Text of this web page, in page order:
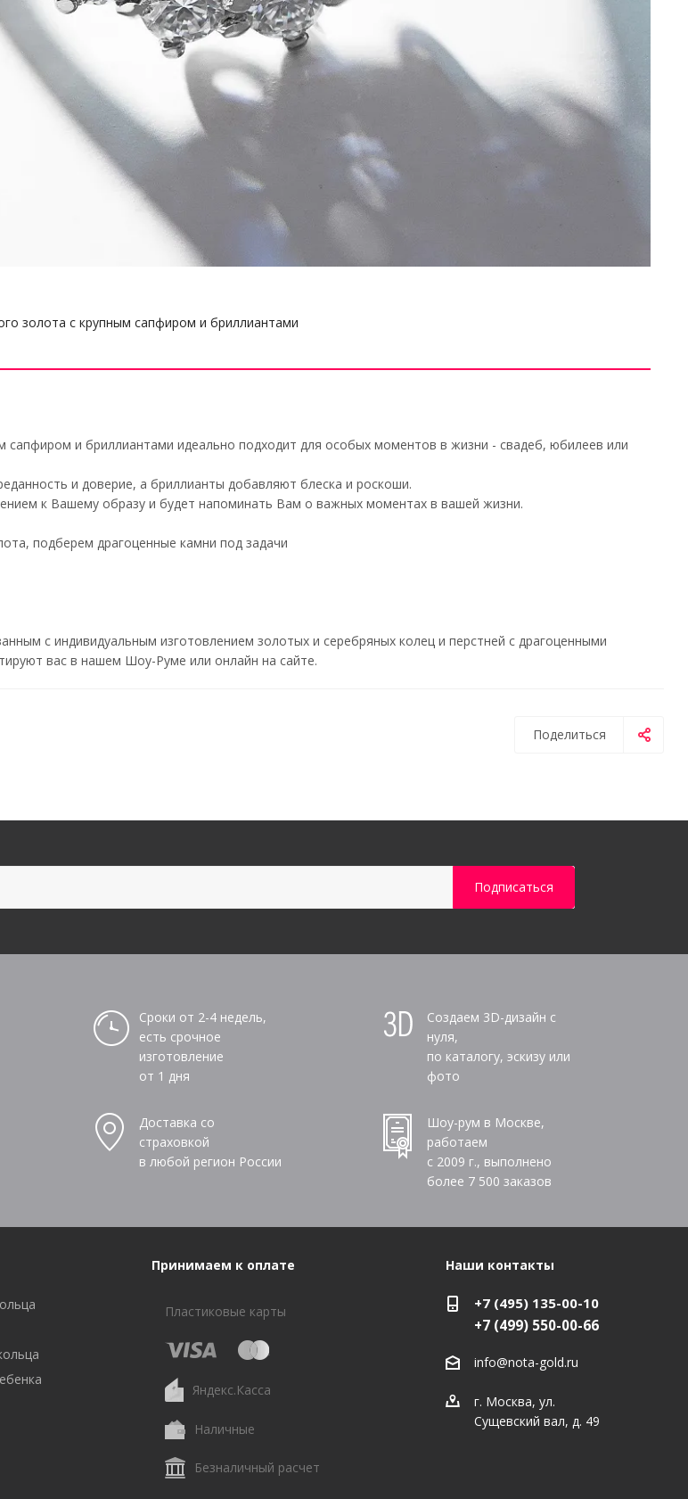
золота с крупным сапфиром и бриллиантами
сапфиром и бриллиантами идеально подходит для особых моментов в жизни - свадеб, юбилеев или
и доверие, а бриллианты добавляют блеска и роскоши.
к Вашему образу и будет напоминать Вам о важных моментах в вашей жизни.
подберем драгоценные камни под задачи
с индивидуальным изготовлением золотых и серебряных колец и перстней с драгоценными
вас в нашем Шоу-Руме или онлайн на сайте.
Поделиться
Сроки от 2-4 недель,
есть срочное
изготовление
от 1 дня
Создаем 3D-дизайн с
нуля,
по каталогу, эскизу или
фото
Доставка со
страховкой
в любой регион России
Шоу-рум в Москве,
работаем
с 2009 г., выполнено
более 7 500 заказов
Принимаем к оплате
Пластиковые карты
Яндекс.Касса
Наличные
Безналичный расчет
Наши контакты
+7 (495) 135-00-10
+7 (499) 550-00-66
info@nota-gold.ru
г. Москва, ул.
Сущевский вал, д. 49